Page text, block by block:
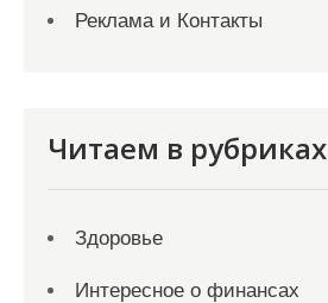
Реклама и Контакты
Читаем в рубриках
Здоровье
Интересное о финансах